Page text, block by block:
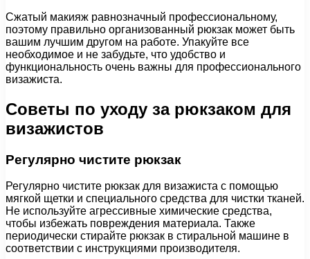
Сжатый макияж равнозначный профессиональному,
поэтому правильно организованный рюкзак может быть
вашим лучшим другом на работе. Упакуйте все
необходимое и не забудьте, что удобство и
функциональность очень важны для профессионального
визажиста.
Советы по уходу за рюкзаком для
визажистов
Регулярно чистите рюкзак
Регулярно чистите рюкзак для визажиста с помощью
мягкой щетки и специального средства для чистки тканей.
Не используйте агрессивные химические средства,
чтобы избежать повреждения материала. Также
периодически стирайте рюкзак в стиральной машине в
соответствии с инструкциями производителя.